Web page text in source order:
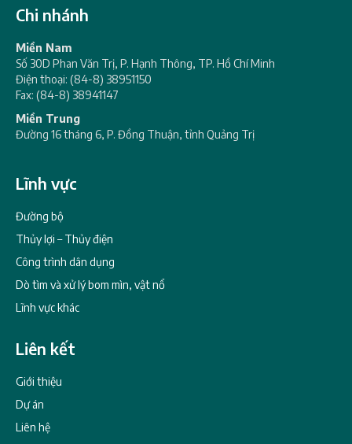
Chi nhánh
Miền Nam
Số 30D Phan Văn Trị, P. Hạnh Thông, TP. Hồ Chí Minh
Điện thoại: (84-8) 38951150
Fax: (84-8) 38941147
Miền Trung
Đường 16 tháng 6, P. Đồng Thuận, tỉnh Quảng Trị
Lĩnh vực
Đường bộ
Thủy lợi – Thủy điện
Công trình dân dụng
Dò tìm và xử lý bom mìn, vật nổ
Lĩnh vực khác
Liên kết
Giới thiệu
Dự án
Liên hệ